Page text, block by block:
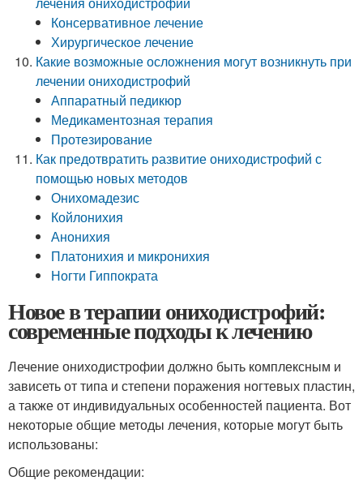
Консервативное лечение
Хирургическое лечение
Какие возможные осложнения могут возникнуть при
лечении ониходистрофий
Аппаратный педикюр
Медикаментозная терапия
Протезирование
Как предотвратить развитие ониходистрофий с
помощью новых методов
Онихомадезис
Койлонихия
Анонихия
Платонихия и микронихия
Ногти Гиппократа
Новое в терапии ониходистрофий:
современные подходы к лечению
Лечение ониходистрофии должно быть комплексным и
зависеть от типа и степени поражения ногтевых пластин,
а также от индивидуальных особенностей пациента. Вот
некоторые общие методы лечения, которые могут быть
использованы:
Общие рекомендации: